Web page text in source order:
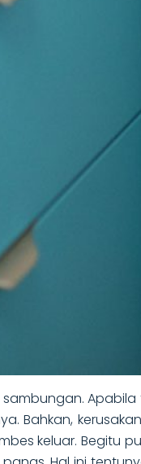
Bahkan,
keluar. Begitu